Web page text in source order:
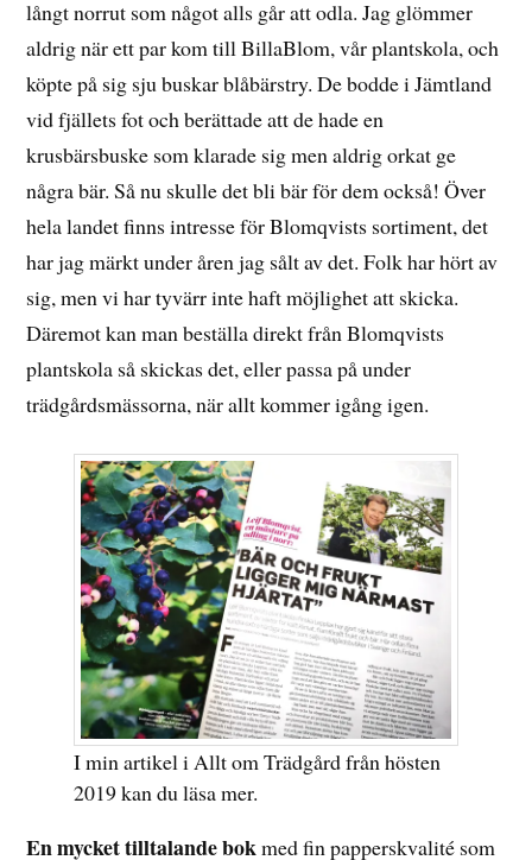
långt norrut som något alls går att odla. Jag glömmer
aldrig när ett par kom till BillaBlom, vår plantskola, och
köpte på sig sju buskar blåbärstry. De bodde i Jämtland
vid fjällets fot och berättade att de hade en
krusbärsbuske som klarade sig men aldrig orkat ge
några bär. Så nu skulle det bli bär för dem också! Över
hela landet finns intresse för Blomqvists sortiment, det
har jag märkt under åren jag sålt av det. Folk har hört av
sig, men vi har tyvärr inte haft möjlighet att skicka.
Däremot kan man beställa direkt från Blomqvists
plantskola så skickas det, eller passa på under
trädgårdsmässorna, när allt kommer igång igen.
I min artikel i Allt om Trädgård från hösten
2019 kan du läsa mer.
En mycket tilltalande bokmed fin papperskvalité som